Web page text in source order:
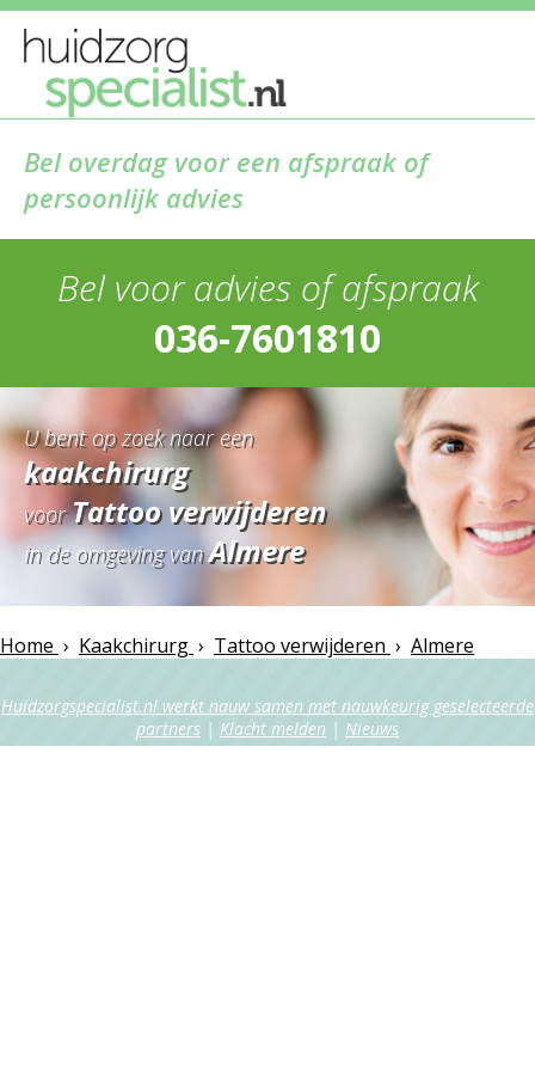
Bel overdag voor een afspraak of
persoonlijk advies
Bel voor advies of afspraak
036-7601810
U bent op zoek naar een
kaakchirurg
voorTattoo verwijderen
in de omgeving vanAlmere
Home › Kaakchirurg › Tattoo verwijderen › Almere
Huidzorgspecialist.nl werkt nauw samen met nauwkeurig geselecteerde
partners | Klacht melden | Nieuws